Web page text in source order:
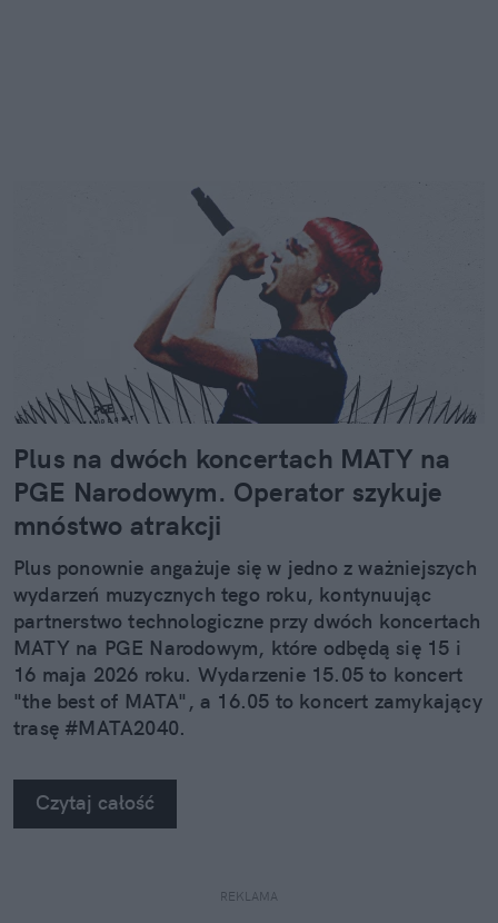
Plus na dwóch koncertach MATY na
PGE Narodowym. Operator szykuje
mnóstwo atrakcji
Plus ponownie angażuje się w jedno z ważniejszych
wydarzeń muzycznych tego roku, kontynuując
partnerstwo technologiczne przy dwóch koncertach
MATY na PGE Narodowym, które odbędą się 15 i
16 maja 2026 roku. Wydarzenie 15.05 to koncert
"the best of MATA", a 16.05 to koncert zamykający
trasę #MATA2040.
Czytaj całość
REKLAMA